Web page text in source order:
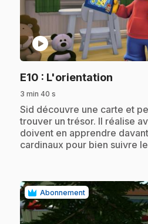
play_circle
E10 : L'orientation
3 min 40 s
.Sid découvre une carte et
trouver un trésor. Il réalise
doivent en apprendre
cardinaux pour bien suivre
Abonnement